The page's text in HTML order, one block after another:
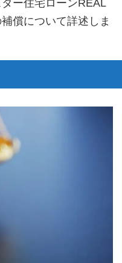
ー住宅ローンREAL
償について詳述しま